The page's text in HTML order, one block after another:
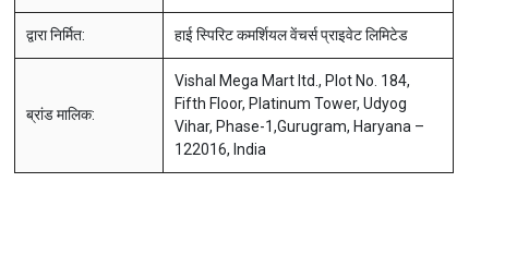
द्वारा निर्मित: हाई स्पिरिट कमर्शियल वेंचर्स प्राइवेट लिमिटेड
ब्रांड मालिक:
Vishal Mega Mart ltd., Plot No. 184,
Fifth Floor, Platinum Tower, Udyog
Vihar, Phase-1,Gurugram, Haryana –
122016, India